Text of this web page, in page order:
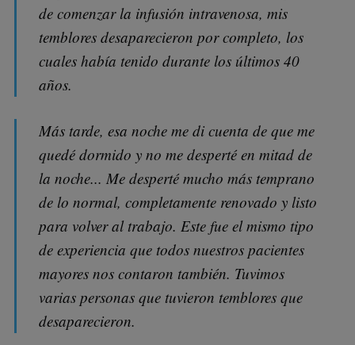
de comenzar la infusión intravenosa, mis
temblores desaparecieron por completo, los
cuales había tenido durante los últimos 40
años.
Más tarde, esa noche me di cuenta de que me
quedé dormido y no me desperté en mitad de
la noche... Me desperté mucho más temprano
de lo normal, completamente renovado y listo
para volver al trabajo. Este fue el mismo tipo
de experiencia que todos nuestros pacientes
mayores nos contaron también. Tuvimos
varias personas que tuvieron temblores que
desaparecieron.